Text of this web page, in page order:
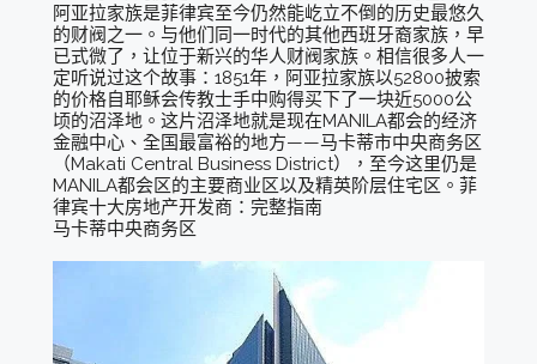
阿亚拉家族是菲律宾至今仍然能屹立不倒的历史最悠久
的财阀之一。与他们同一时代的其他西班牙裔家族，早
已式微了，让位于新兴的华人财阀家族。相信很多人一
定听说过这个故事：1851年，阿亚拉家族以52800披索
的价格自耶稣会传教士手中购得买下了一块近5000公
顷的沼泽地。这片沼泽地就是现在MANILA都会的经济
金融中心、全国最富裕的地方——马卡蒂市中央商务区
（Makati Central Business District），至今这里仍是
MANILA都会区的主要商业区以及精英阶层住宅区。菲
律宾十大房地产开发商：完整指南
马卡蒂中央商务区